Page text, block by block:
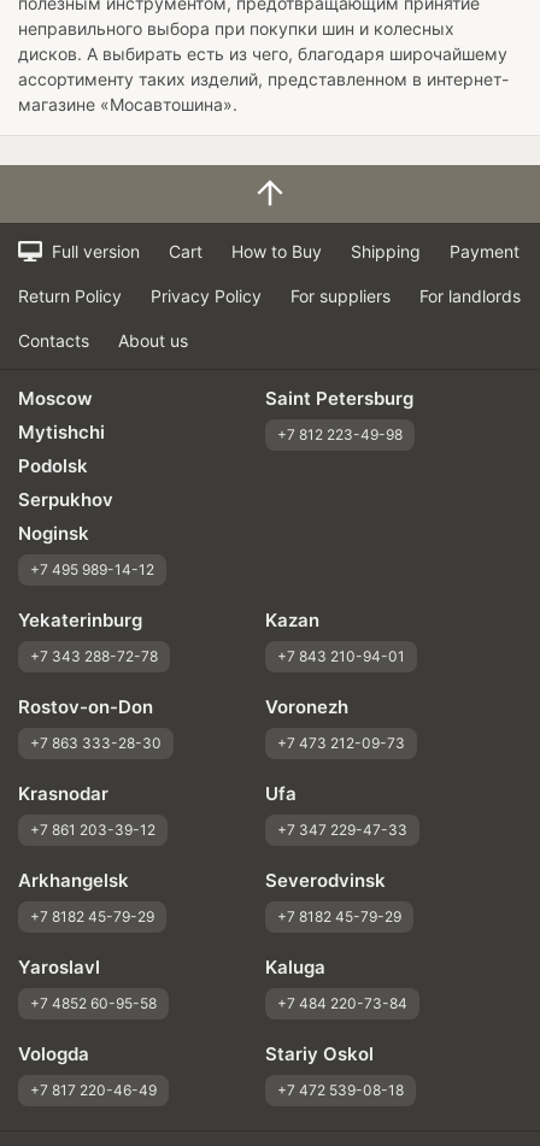
неправильного выбора при покупки шин и колесных
дисков. А выбирать есть из чего, благодаря широчайшему
ассортименту таких изделий, представленном в интернет-
магазине «Мосавтошина».
Full version Cart How to Buy Shipping Payment
Return Policy Privacy Policy For suppliers For landlords
Contacts About us
Moscow
Mytishchi
Podolsk
Serpukhov
Noginsk
+7 495 989-14-12
Saint Petersburg
+7 812 223-49-98
Yekaterinburg
+7 343 288-72-78
Kazan
+7 843 210-94-01
Rostov-on-Don
+7 863 333-28-30
Voronezh
+7 473 212-09-73
Krasnodar
+7 861 203-39-12
Ufa
+7 347 229-47-33
Arkhangelsk
+7 8182 45-79-29
Severodvinsk
+7 8182 45-79-29
Yaroslavl
+7 4852 60-95-58
Kaluga
+7 484 220-73-84
Vologda
+7 817 220-46-49
Stariy Oskol
+7 472 539-08-18